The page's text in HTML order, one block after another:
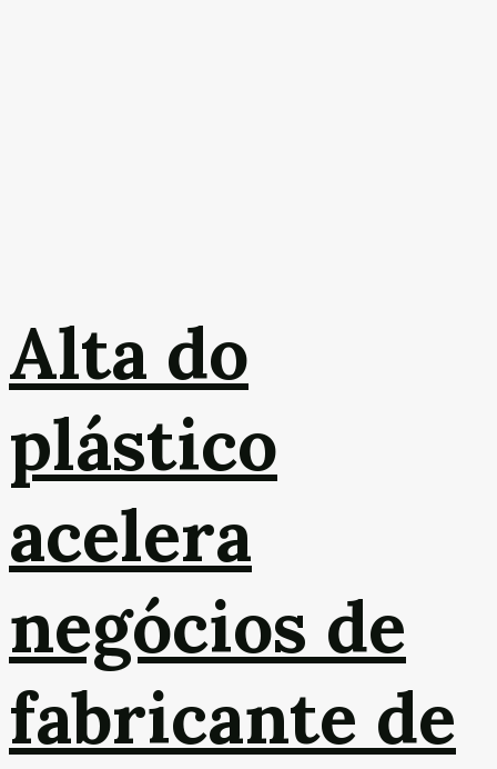
Alta do
plástico
acelera
negócios de
fabricante de